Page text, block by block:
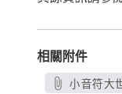
相關附件
小音符大